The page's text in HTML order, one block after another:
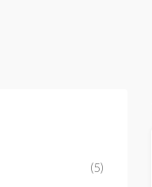
(5)